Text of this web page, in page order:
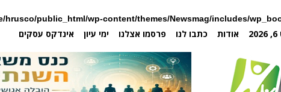
hrusco/public_html/wp-content/themes/Newsmag/includes/
אודות כתבו לנו פרסמו אצלנו ימי עיון אינדקס עסקים